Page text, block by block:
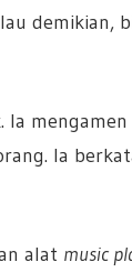
demikian,
Ia
Ia
alat music